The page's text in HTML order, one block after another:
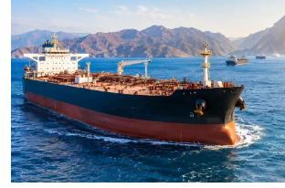
Κύπρος
Χορηγία €10.000 για
ΤΕΠΑΚ